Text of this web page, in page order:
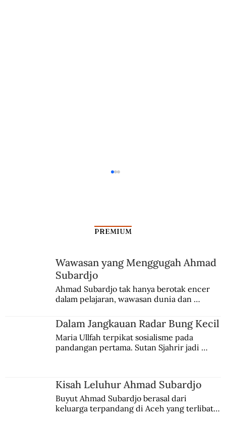
Dari Srebrenica ke Palestina
PREMIUM
Wawasan yang Menggugah Ahmad
Subardjo
Ahmad Subardjo tak hanya berotak encer
dalam pelajaran, wawasan dunia dan
Jules Verne, Multatuli, hingga Sun Yat-sen.
Dalam Jangkauan Radar Bung Kecil
Maria Ullfah terpikat sosialisme pada
pandangan pertama. Sutan Sjahrir jadi
Kisah Leluhur Ahmad Subardjo
Buyut Ahmad Subardjo berasal dari
keluarga terpandang di Aceh yang terlibat